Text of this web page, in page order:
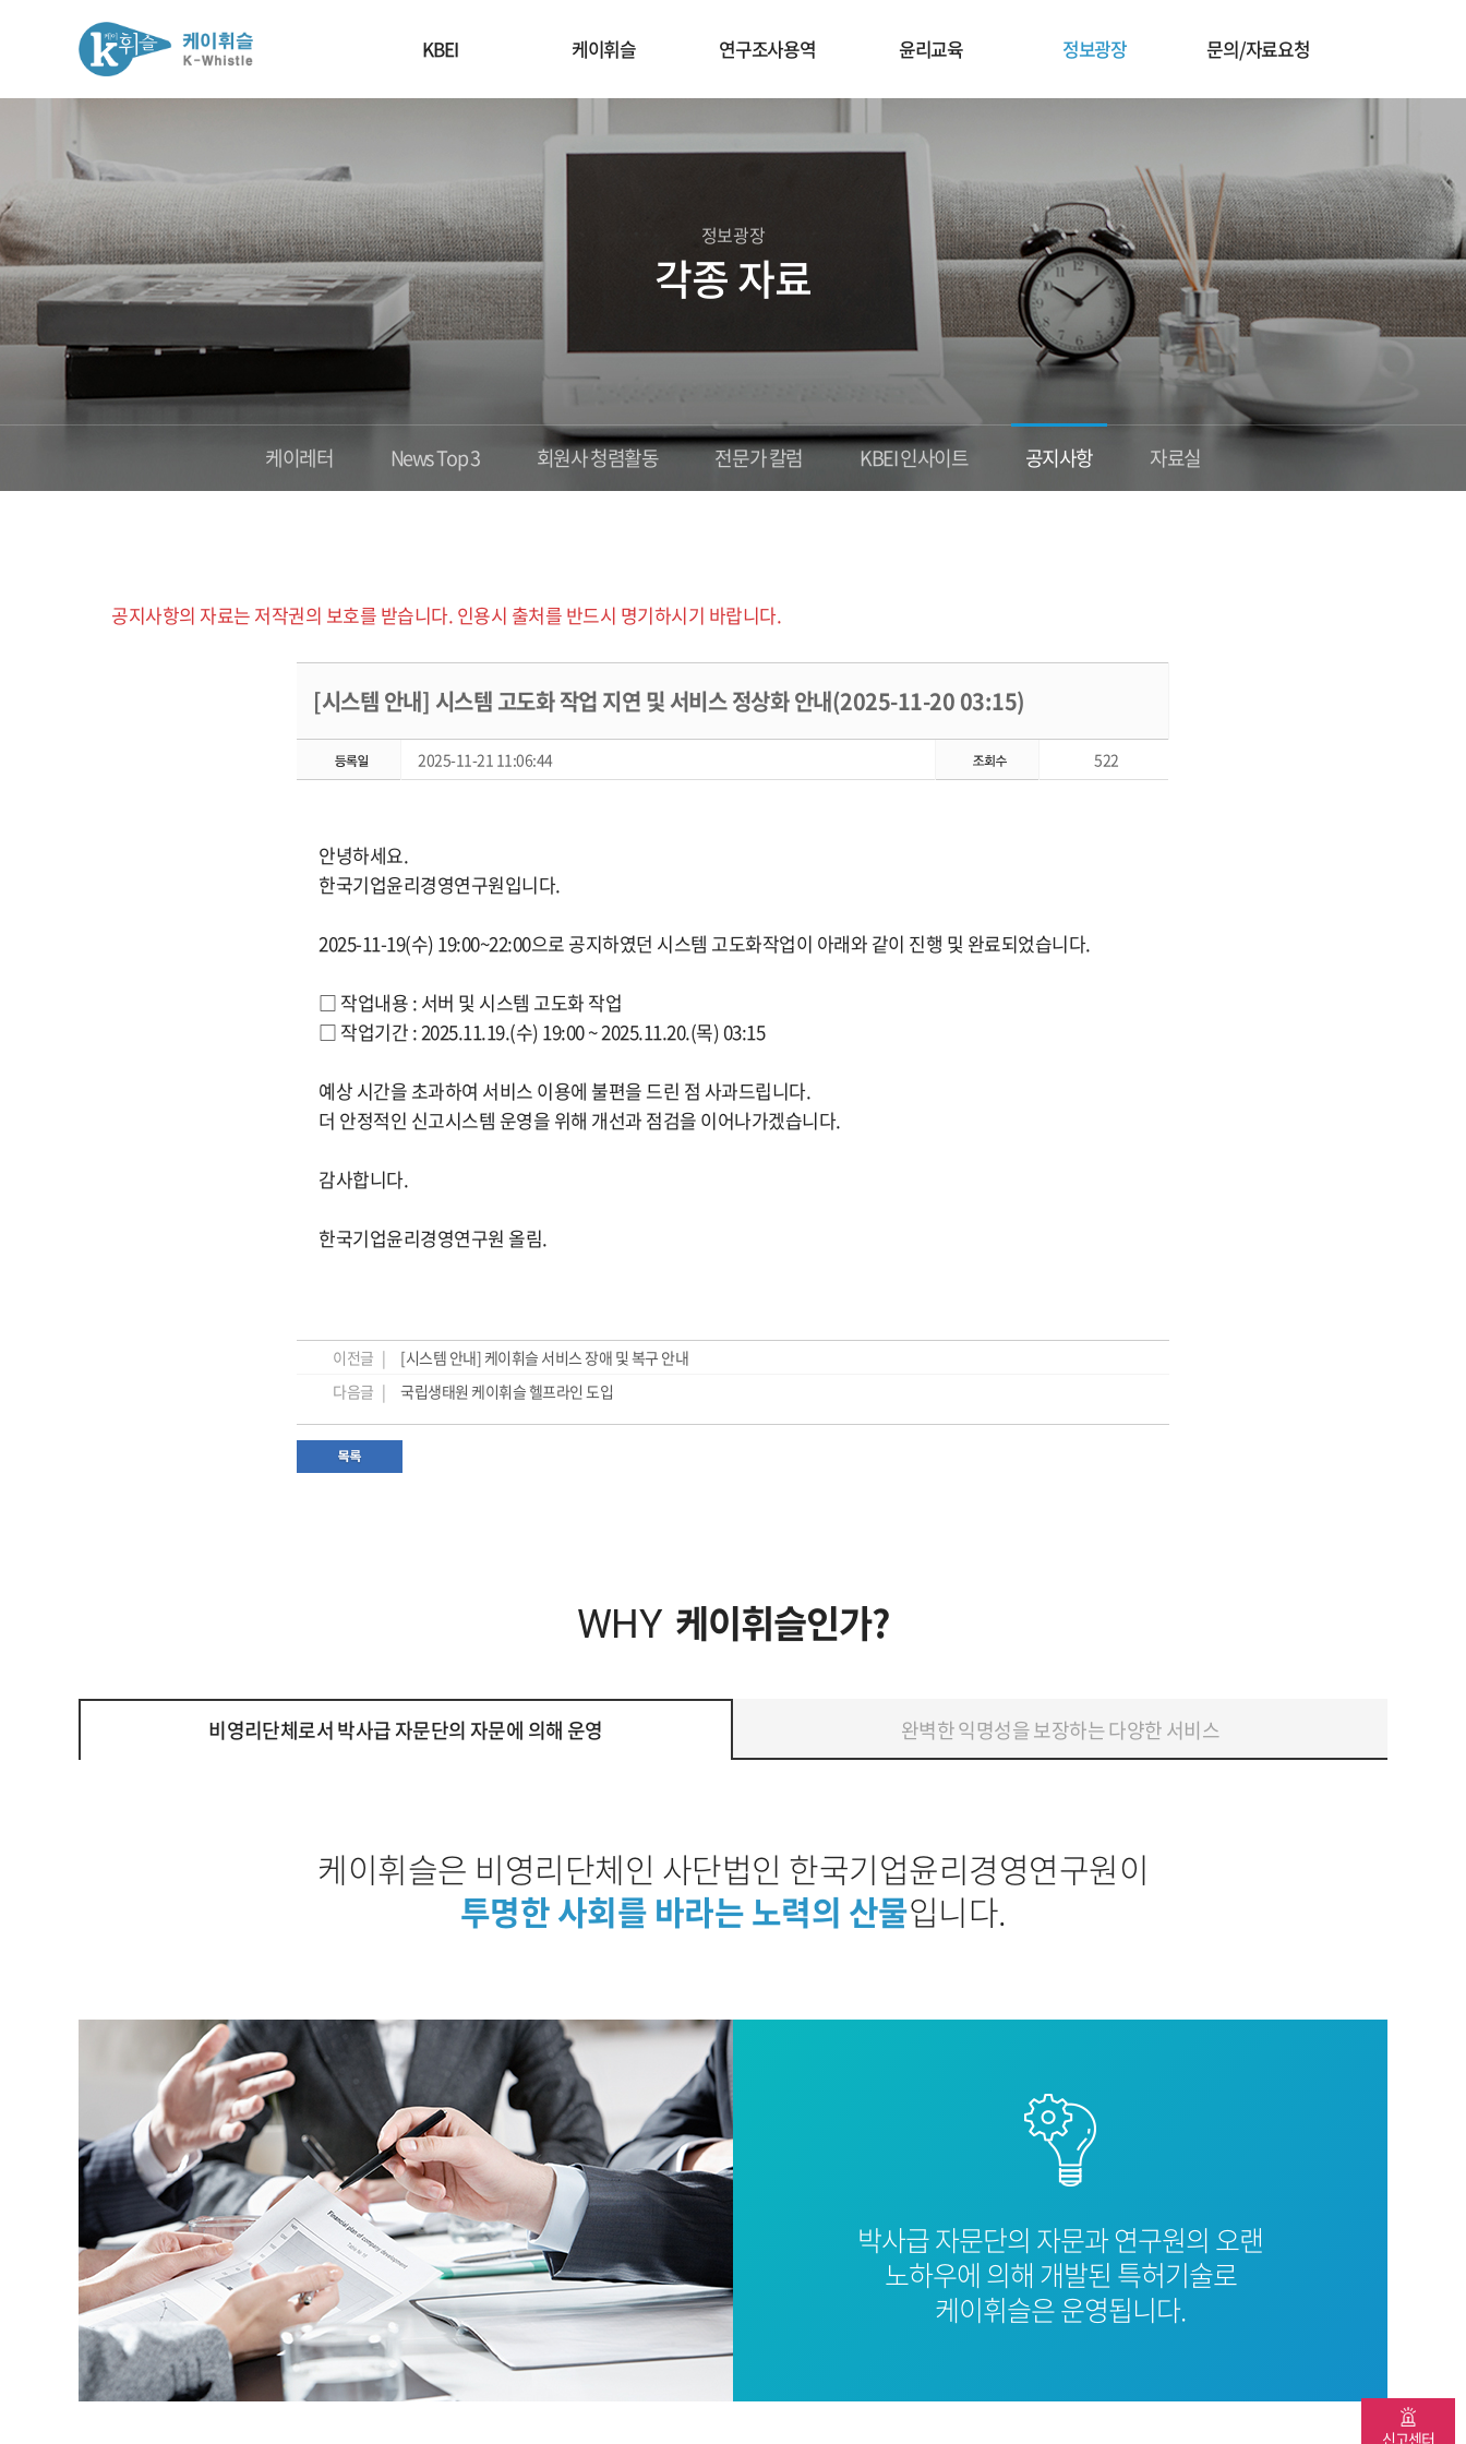
KBEI 케이휘슬 연구조사용역 윤리교육 정보광장 문의/자료요청
정보광장
각종 자료
케이레터 News Top 3 회원사 청렴활동 전문가 칼럼 KBEI 인사이트 공지사항 자료실
공지사항의 자료는 저작권의 보호를 받습니다. 인용시 출처를 반드시 명기하시기 바랍니다.
[시스템 안내] 시스템 고도화 작업 지연 및 서비스 정상화 안내(2025-11-20 03:15)
2025-11-21 11:06:44 522
안녕하세요.
한국기업윤리경영연구원입니다.
2025-11-19(수) 19:00~22:00으로 공지하였던 시스템 고도화작업이 아래와 같이 진행 및 완료되었습니다.
□ 작업내용 : 서버 및 시스템 고도화 작업
□ 작업기간 : 2025.11.19.(수) 19:00 ~ 2025.11.20.(목) 03:15
예상 시간을 초과하여 서비스 이용에 불편을 드린 점 사과드립니다.
더 안정적인 신고시스템 운영을 위해 개선과 점검을 이어나가겠습니다.
감사합니다.
한국기업윤리경영연구원 올림.
이전글 |
[시스템 안내] 케이휘슬 서비스 장애 및 복구 안내
다음글 |
국립생태원 케이휘슬 헬프라인 도입
WHY 케이휘슬인가?
비영리단체로서 박사급 자문단의 자문에 의해 운영 완벽한 익명성을 보장하는 다양한 서비스
케이휘슬은 비영리단체인 사단법인 한국기업윤리경영연구원이
투명한 사회를 바라는 노력의 산물입니다.
박사급 자문단의 자문과 연구원의 오랜
노하우에 의해 개발된 특허기술로
케이휘슬은 운영됩니다.
신고센터